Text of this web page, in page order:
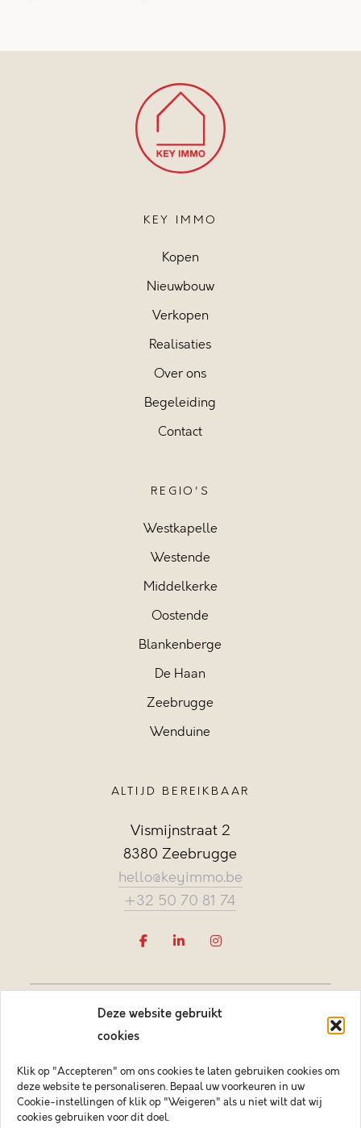
Deze website gebruikt
cookies
Klik op "Accepteren" om ons cookies te laten gebruiken cookies om
deze website te personaliseren. Bepaal uw voorkeuren in uw
Cookie-instellingen of klik op "Weigeren" als u niet wilt dat wij
cookies gebruiken voor dit doel.
KEY IMMO
Kopen
Nieuwbouw
Verkopen
Realisaties
Over ons
Begeleiding
Contact
REGIO'S
Westkapelle
Westende
Middelkerke
Oostende
Blankenberge
De Haan
Zeebrugge
Wenduine
ALTIJD BEREIKBAAR
Vismijnstraat 2
8380 Zeebrugge
hello@keyimmo.be
+32 50 70 81 74
Vastgoedmakelaar-bemiddelaar BIV België BIV 505084
Ondernemingsnummer BTW-BE 0878.744.081 BA &